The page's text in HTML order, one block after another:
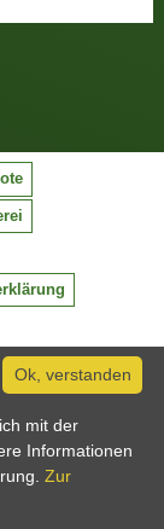
Ok, verstanden
mit der
Informationen
Zur